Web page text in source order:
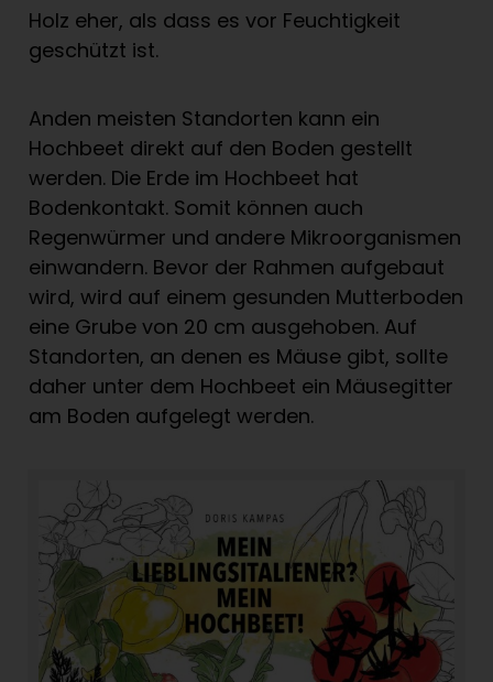
Holz eher, als dass es vor Feuchtigkeit
geschützt ist.
Anden meisten Standorten kann ein
Hochbeet direkt auf den Boden gestellt
werden. Die Erde im Hochbeet hat
Bodenkontakt. Somit können auch
Regenwürmer und andere Mikroorganismen
einwandern. Bevor der Rahmen aufgebaut
wird, wird auf einem gesunden Mutterboden
eine Grube von 20 cm ausgehoben. Auf
Standorten, an denen es Mäuse gibt, sollte
daher unter dem Hochbeet ein Mäusegitter
am Boden aufgelegt werden.